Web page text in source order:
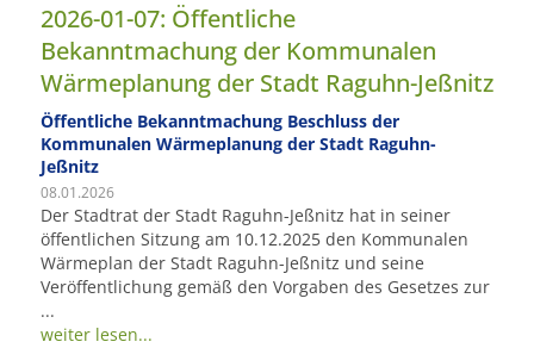
2026-01-07: Öffentliche
Bekanntmachung der Kommunalen
Wärmeplanung der Stadt Raguhn-Jeßnitz
Öffentliche Bekanntmachung Beschluss der
Kommunalen Wärmeplanung der Stadt Raguhn-
Jeßnitz
08.01.2026
Der Stadtrat der Stadt Raguhn-Jeßnitz hat in seiner
öffentlichen Sitzung am 10.12.2025 den Kommunalen
Wärmeplan der Stadt Raguhn-Jeßnitz und seine
Veröffentlichung gemäß den Vorgaben des Gesetzes zur
...
weiter lesen...